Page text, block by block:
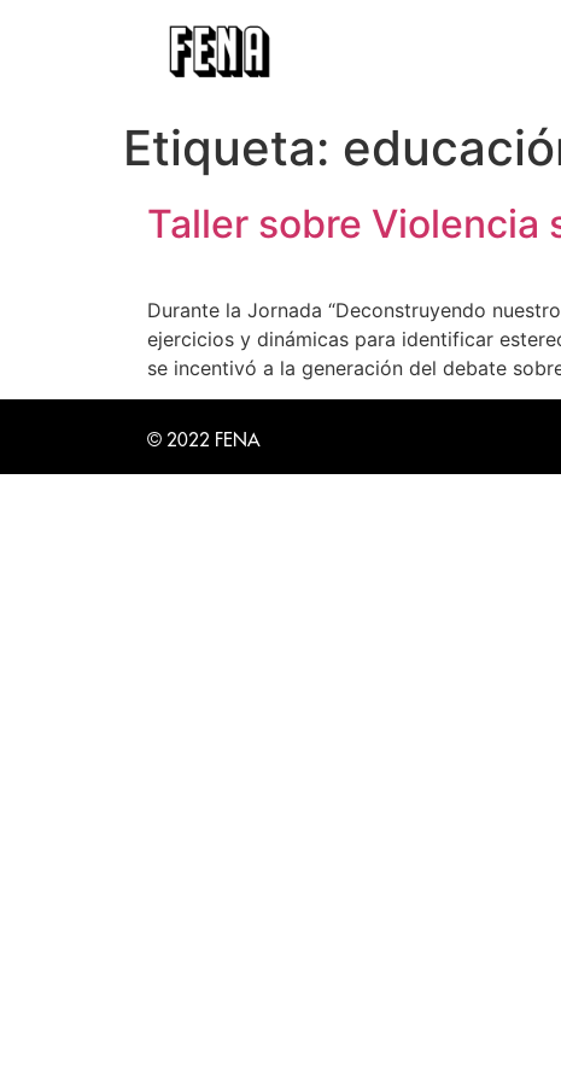
Etiqueta:
Taller sobre Violencia
Durante la Jornada “Deconstruyendo
ejercicios y dinámicas para identificar
se incentivó a la generación del debate
© 2022 FENA